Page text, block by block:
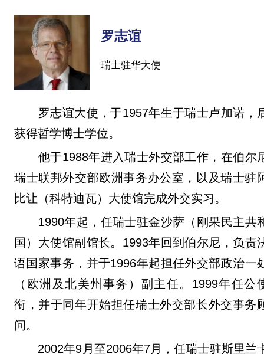
罗志谊
瑞士驻华大使
罗志谊大使，于1957年生于瑞士卢加诺，
获得哲学博士学位。
他于1988年进入瑞士外交部工作，在伯尔
瑞士联邦外交部欧洲事务办公室，以及瑞士驻
比让（科特迪瓦）大使馆完成外交实习。
1990年起，任瑞士驻金沙萨（刚果民主共
国）大使馆副馆长。1993年回到伯尔尼，负责
语国家事务，并于1996年起担任外交部政治一
（欧洲及北美州事务）副主任。1999年任公
衔，并于同年开始担任瑞士外交部长外交事务
问。
2002年9月至2006年7月，任瑞士驻斯里兰